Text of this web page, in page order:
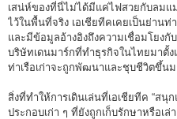
เสน่ห์ของที่นี่ไม่ได้มีแค่ไฟสวยกับลมแ
ไว้ในพื้นที่จริง เอเชียทีคเคยเป็นย่าน
และมีข้อมูลอ้างอิงถึงความเชื่อมโยงกั
บริษัทเดนมาร์กที่ทำธุรกิจในไทยมาตั้
ท่าเรือเก่าจะถูกพัฒนาและชุบชีวิตขึ้น
สิ่งที่ทำให้การเดินเล่นที่เอเชียทีค “สนุ
ประกอบเก่า ๆ ที่ยังถูกเก็บรักษาหรือเล่